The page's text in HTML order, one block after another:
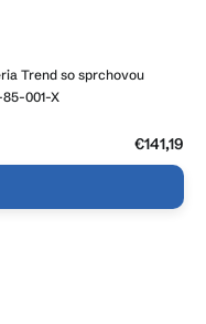
Trend so sprchovou
001-X
€141,19